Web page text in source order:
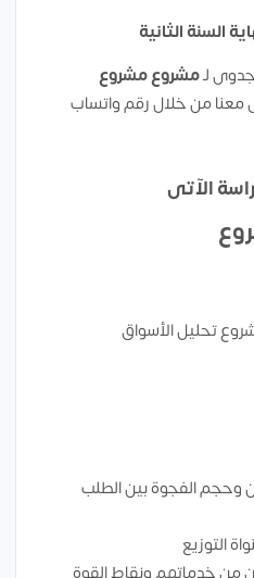
السنة الثانية
لـمشروعمشروع
معنا من خلال رقم واتساب
الآتى
تحليل الأسواق
الفجوة بين الطلب
التوزيع